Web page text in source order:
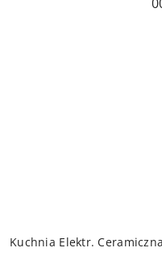
Kuchnia Elektr.